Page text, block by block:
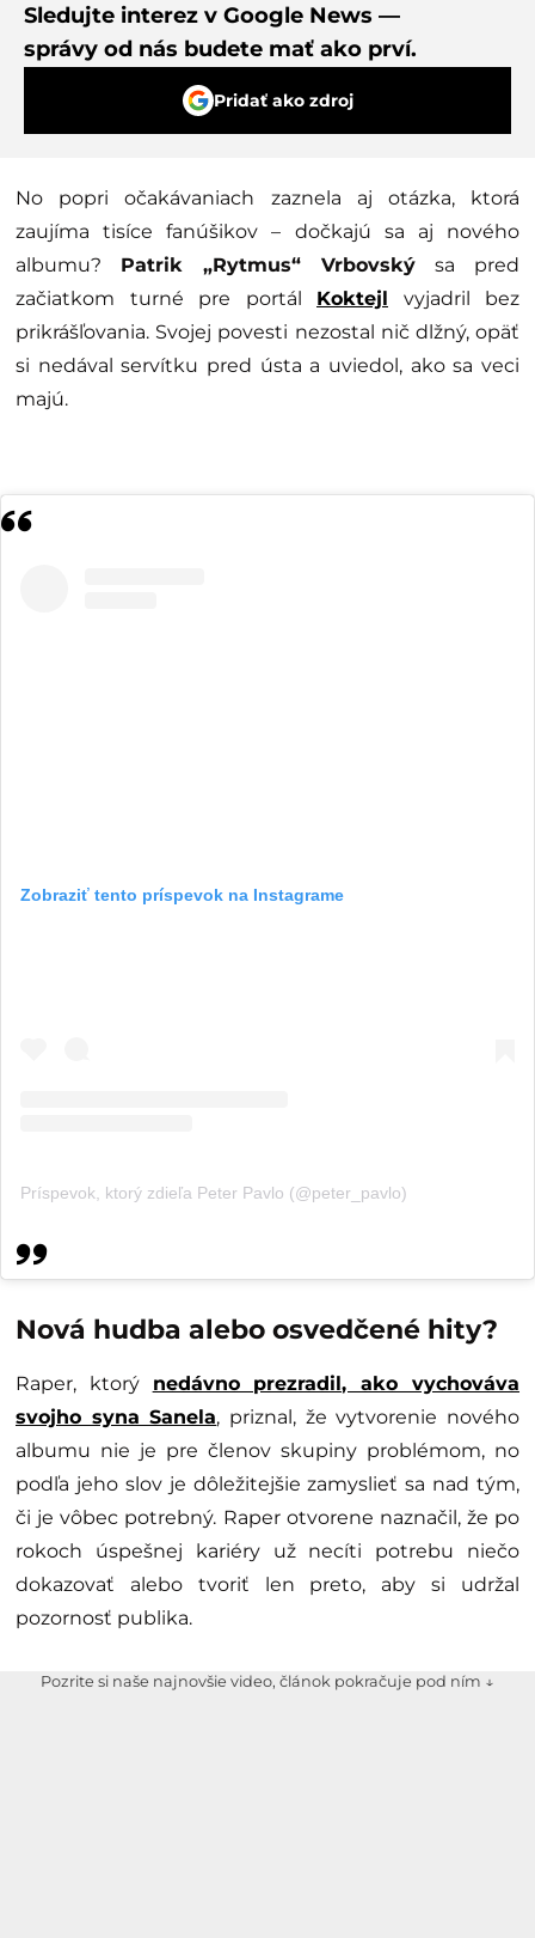
Sledujte interez v Google News —
správy od nás budete mať ako prví.
Pridať ako zdroj
No popri očakávaniach zaznela aj otázka, ktorá
zaujíma tisíce fanúšikov – dočkajú sa aj nového
albumu? Patrik „Rytmus“ Vrbovský sa pred
začiatkom turné pre portál Koktejl vyjadril bez
prikrášľovania. Svojej povesti nezostal nič dlžný, opäť
si nedával servítku pred ústa a uviedol, ako sa veci
majú.
Zobraziť tento príspevok na Instagrame
Príspevok, ktorý zdieľa Peter Pavlo (@peter_pavlo)
Nová hudba alebo osvedčené hity?
Raper, ktorý nedávno prezradil, ako vychováva
svojho syna Sanela, priznal, že vytvorenie nového
albumu nie je pre členov skupiny problémom, no
podľa jeho slov je dôležitejšie zamyslieť sa nad tým,
či je vôbec potrebný. Raper otvorene naznačil, že po
rokoch úspešnej kariéry už necíti potrebu niečo
dokazovať alebo tvoriť len preto, aby si udržal
pozornosť publika.
Pozrite si naše najnovšie video, článok pokračuje pod ním ↓